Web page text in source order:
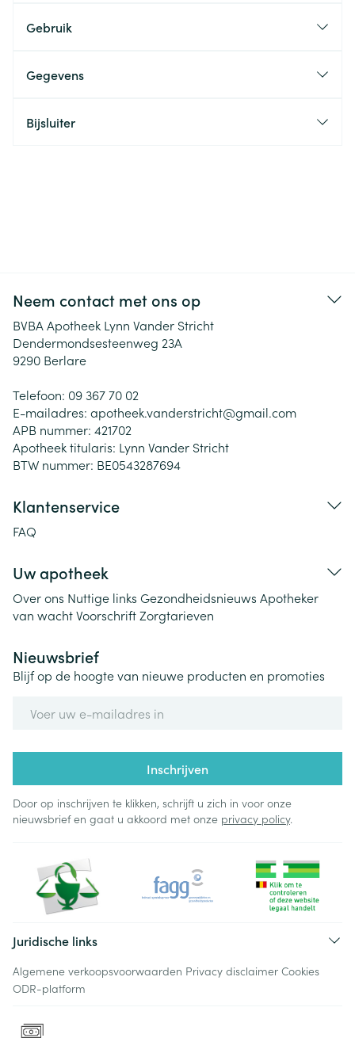
Gebruik
Gegevens
Bijsluiter
Neem contact met ons op
BVBA Apotheek Lynn Vander Stricht
Dendermondsesteenweg 23A
9290 Berlare
Telefoon: 09 367 70 02
E-mailadres: apotheek.vanderstricht@gmail.com
APB nummer: 421702
Apotheek titularis: Lynn Vander Stricht
BTW nummer: BE0543287694
Klantenservice
FAQ
Uw apotheek
Over ons Nuttige links Gezondheidsnieuws Apotheker
van wachtVoorschriftZorgtarieven
Nieuwsbrief
Blijf op de hoogte van nieuwe producten en promoties
Inschrijven
Door op inschrijven te klikken, schrijft u zich in voor onze
nieuwsbrief en gaat u akkoord met onze privacy policy.
Juridische links
Algemene verkoopsvoorwaarden Privacy disclaimer Cookies
ODR-platform